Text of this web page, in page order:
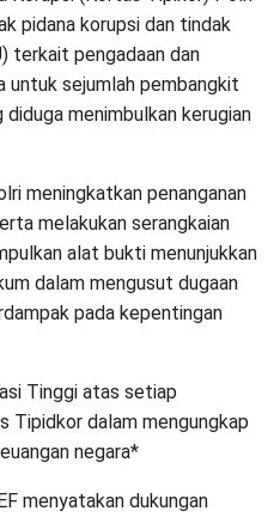
pidana korupsi dan tindak
terkait pengadaan dan
untuk sejumlah pembangkit
menimbulkan kerugian
meningkatkan penanganan
melakukan serangkaian
alat bukti menunjukkan
dalam mengusut dugaan
pada kepentingan
Tinggi atas setiap
Tipidkor dalam mengungkap
negara*
menyatakan dukungan